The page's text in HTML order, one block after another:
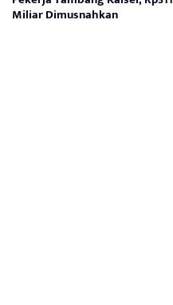
Miliar Dimusnahkan